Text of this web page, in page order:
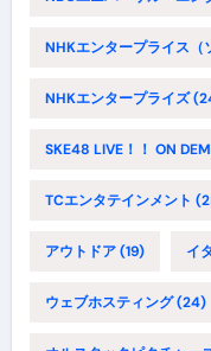
NHKエンタープライス（
NHKエンタープライズ
SKE48 LIVE！！ ON
TCエンタテインメント
アウトドア(19) イ
ウェブホスティング(24)